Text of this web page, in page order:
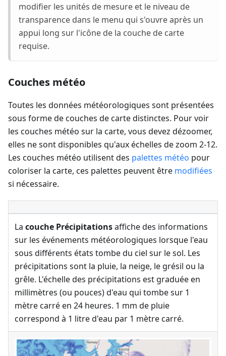
modifier les unités de mesure et le niveau de
transparence dans le menu qui s'ouvre après un
appui long sur l'icône de la couche de carte
requise.
Couches météo
Toutes les données météorologiques sont présentées
sous forme de couches de carte distinctes. Pour voir
les couches météo sur la carte, vous devez dézoomer,
elles ne sont disponibles qu'aux échelles de zoom 2-12.
Les couches météo utilisent des palettes météo pour
coloriser la carte, ces palettes peuvent être modifiées
si nécessaire.
La couche Précipitationsaffiche des informations
sur les événements météorologiques lorsque l'eau
sous différents états tombe du ciel sur le sol. Les
précipitations sont la pluie, la neige, le grésil ou la
grêle. L'échelle des précipitations est graduée en
millimètres (ou pouces) d'eau qui tombe sur 1
mètre carré en 24 heures. 1 mm de pluie
correspond à 1 litre d'eau par 1 mètre carré.